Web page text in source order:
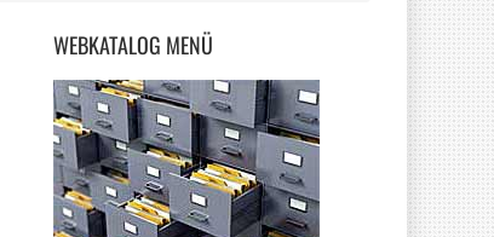
WEBKATALOG MENÜ